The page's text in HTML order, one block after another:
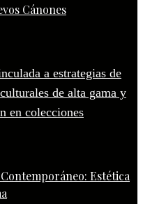
Cánones
Estética